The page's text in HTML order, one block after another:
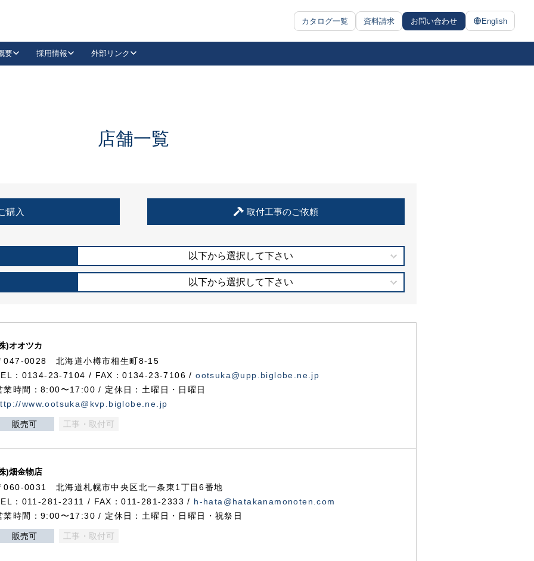
カタログ一覧 資料請求 お問い合わせ English
抗ウイルス・抗菌製品
要 採用情報 外部リンク
LinkedIn
住宅使用部材標準化推進協議会
店舗一覧
購入 取付工事のご依頼
以下から選択して下さい
以下から選択して下さい
)オオツカ
047-0028 北海道小樽市相生町8-15
：0134-23-7104 / FAX：0134-23-7106 /ootsuka@upp.biglobe.ne.jp
業時間：8:00〜17:00 / 定休日：土曜日・日曜日
www.ootsuka@kvp.biglobe.ne.jp
販売可 工事・取付可
)畑金物店
060-0031 北海道札幌市中央区北一条東1丁目6番地
：011-281-2311 / FAX：011-281-2333 / h-hata@hatakanamonoten.com
業時間：9:00〜17:30 / 定休日：土曜日・日曜日・祝祭日
販売可 工事・取付可